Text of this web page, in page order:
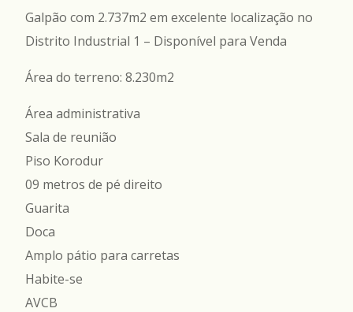
Galpão com 2.737m2 em excelente localização no
Distrito Industrial 1 – Disponível para Venda
Área do terreno: 8.230m2
Área administrativa
Sala de reunião
Piso Korodur
09 metros de pé direito
Guarita
Doca
Amplo pátio para carretas
Habite-se
AVCB